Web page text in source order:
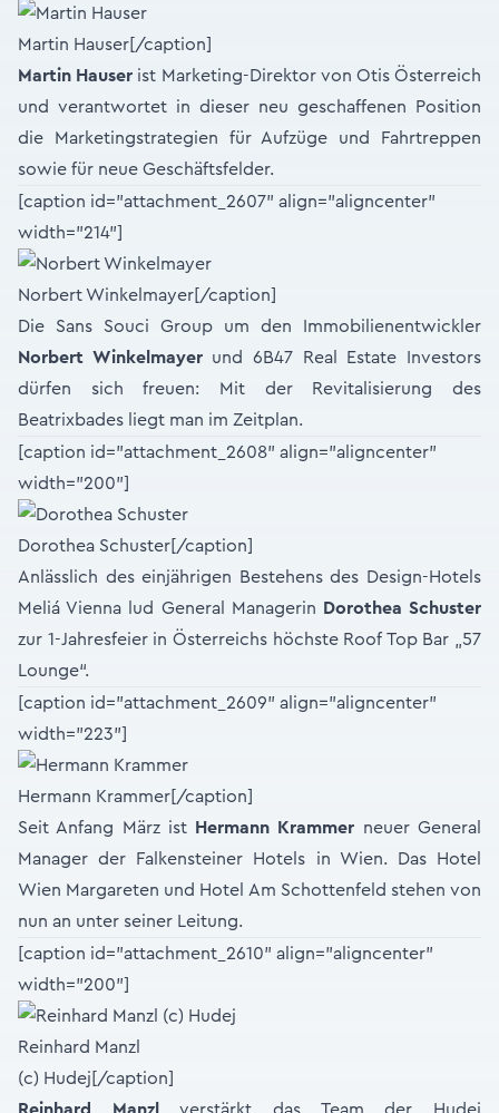
Martin Hauser[/caption]
Martin Hauser ist Marketing-Direktor von Otis Österreich
und verantwortet in dieser neu geschaffenen Position
die Marketingstrategien für Aufzüge und Fahrtreppen
sowie für neue Geschäftsfelder.
[caption id="attachment_2607" align="aligncenter"
width="214"]
Norbert Winkelmayer[/caption]
Die Sans Souci Group um den Immobilienentwickler
Norbert Winkelmayerund 6B47 Real Estate Investors
dürfen sich freuen: Mit der Revitalisierung des
Beatrixbades liegt man im Zeitplan.
[caption id="attachment_2608" align="aligncenter"
width="200"]
Dorothea Schuster[/caption]
Anlässlich des einjährigen Bestehens des Design-Hotels
Meliá Vienna lud General Managerin
Dorothea Schuster
zur 1-Jahresfeier in Österreichs höchste Roof Top Bar „57
Lounge“.
[caption id="attachment_2609" align="aligncenter"
width="223"]
Hermann Krammer[/caption]
Seit Anfang März ist
Hermann Krammer neuer General
Manager der Falkensteiner Hotels in Wien. Das Hotel
Wien Margareten und Hotel Am Schottenfeld stehen von
nun an unter seiner Leitung.
[caption id="attachment_2610" align="aligncenter"
width="200"]
Reinhard Manzl
(c) Hudej[/caption]